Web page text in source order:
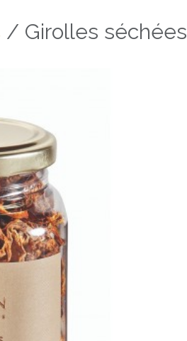
Girolles séchées